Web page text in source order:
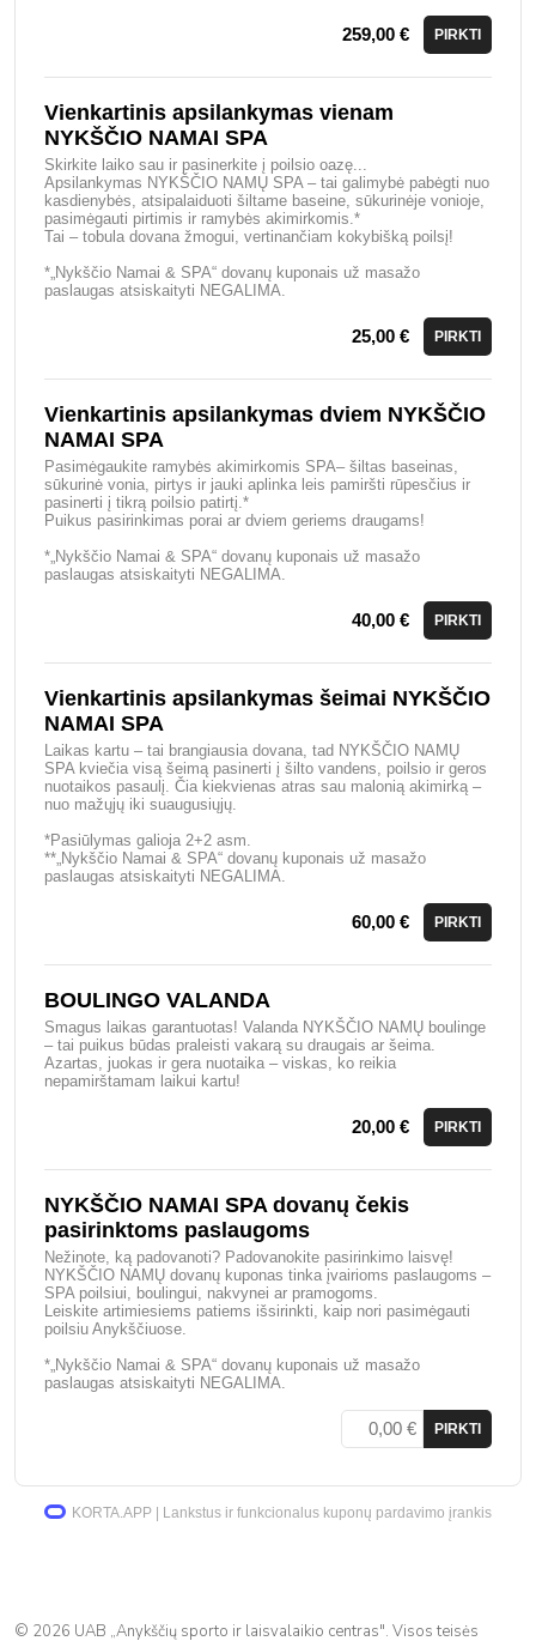
259,00 € PIRKTI
Vienkartinis apsilankymas vienam
NYKŠČIO NAMAI SPA
Skirkite laiko sau ir pasinerkite į poilsio oazę...
Apsilankymas NYKŠČIO NAMŲ SPA – tai galimybė pabėgti nuo
kasdienybės, atsipalaiduoti šiltame baseine, sūkurinėje vonioje,
pasimėgauti pirtimis ir ramybės akimirkomis.*
Tai – tobula dovana žmogui, vertinančiam kokybišką poilsį!
*„Nykščio Namai & SPA“ dovanų kuponais už masažo
paslaugas atsiskaityti NEGALIMA.
25,00 € PIRKTI
Vienkartinis apsilankymas dviem NYKŠČIO
NAMAI SPA
Pasimėgaukite ramybės akimirkomis SPA– šiltas baseinas,
sūkurinė vonia, pirtys ir jauki aplinka leis pamiršti rūpesčius ir
pasinerti į tikrą poilsio patirtį.*
Puikus pasirinkimas porai ar dviem geriems draugams!
*„Nykščio Namai & SPA“ dovanų kuponais už masažo
paslaugas atsiskaityti NEGALIMA.
40,00 € PIRKTI
Vienkartinis apsilankymas šeimai NYKŠČIO
NAMAI SPA
Laikas kartu – tai brangiausia dovana, tad NYKŠČIO NAMŲ
SPA kviečia visą šeimą pasinerti į šilto vandens, poilsio ir geros
nuotaikos pasaulį. Čia kiekvienas atras sau malonią akimirką –
nuo mažųjų iki suaugusiųjų.
*Pasiūlymas galioja 2+2 asm.
**„Nykščio Namai & SPA“ dovanų kuponais už masažo
paslaugas atsiskaityti NEGALIMA.
60,00 € PIRKTI
BOULINGO VALANDA
Smagus laikas garantuotas! Valanda NYKŠČIO NAMŲ boulinge
– tai puikus būdas praleisti vakarą su draugais ar šeima.
Azartas, juokas ir gera nuotaika – viskas, ko reikia
nepamirštamam laikui kartu!
20,00 € PIRKTI
NYKŠČIO NAMAI SPA dovanų čekis
pasirinktoms paslaugoms
Nežinote, ką padovanoti? Padovanokite pasirinkimo laisvę!
NYKŠČIO NAMŲ dovanų kuponas tinka įvairioms paslaugoms –
SPA poilsiui, boulingui, nakvynei ar pramogoms.
Leiskite artimiesiems patiems išsirinkti, kaip nori pasimėgauti
poilsiu Anykščiuose.
*„Nykščio Namai & SPA“ dovanų kuponais už masažo
paslaugas atsiskaityti NEGALIMA.
PIRKTI
KORTA.APP | Lankstus ir funkcionalus kuponų pardavimo įrankis
© 2026 UAB „Anykščių sporto ir laisvalaikio centras". Visos teisės